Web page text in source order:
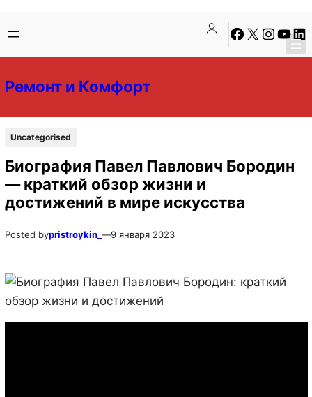
содержимому
содержимому
Facebook
X Instagram
Ремонт и Комфорт
Uncategorised
Биография Павел Павлович Бородин
— краткий обзор жизни и
достижений в мире искусства
Posted bypristroykin_ —9 января 2023